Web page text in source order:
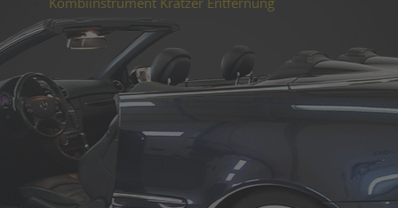
Kombiinstrument Kratzer Entfernung